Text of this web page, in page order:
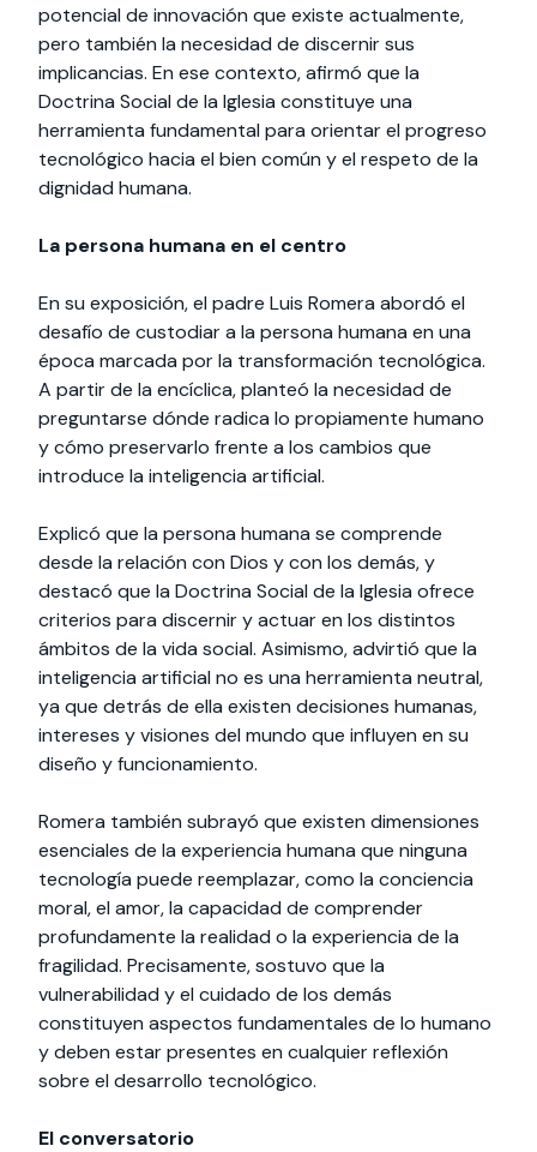
potencial de innovación que existe actualmente,
pero también la necesidad de discernir sus
implicancias. En ese contexto, afirmó que la
Doctrina Social de la Iglesia constituye una
herramienta fundamental para orientar el progreso
tecnológico hacia el bien común y el respeto de la
dignidad humana.
La persona humana en el centro
En su exposición, el padre Luis Romera abordó el
desafío de custodiar a la persona humana en una
época marcada por la transformación tecnológica.
A partir de la encíclica, planteó la necesidad de
preguntarse dónde radica lo propiamente humano
y cómo preservarlo frente a los cambios que
introduce la inteligencia artificial.
Explicó que la persona humana se comprende
desde la relación con Dios y con los demás, y
destacó que la Doctrina Social de la Iglesia ofrece
criterios para discernir y actuar en los distintos
ámbitos de la vida social. Asimismo, advirtió que la
inteligencia artificial no es una herramienta neutral,
ya que detrás de ella existen decisiones humanas,
intereses y visiones del mundo que influyen en su
diseño y funcionamiento.
Romera también subrayó que existen dimensiones
esenciales de la experiencia humana que ninguna
tecnología puede reemplazar, como la conciencia
moral, el amor, la capacidad de comprender
profundamente la realidad o la experiencia de la
fragilidad. Precisamente, sostuvo que la
vulnerabilidad y el cuidado de los demás
constituyen aspectos fundamentales de lo humano
y deben estar presentes en cualquier reflexión
sobre el desarrollo tecnológico.
El conversatorio